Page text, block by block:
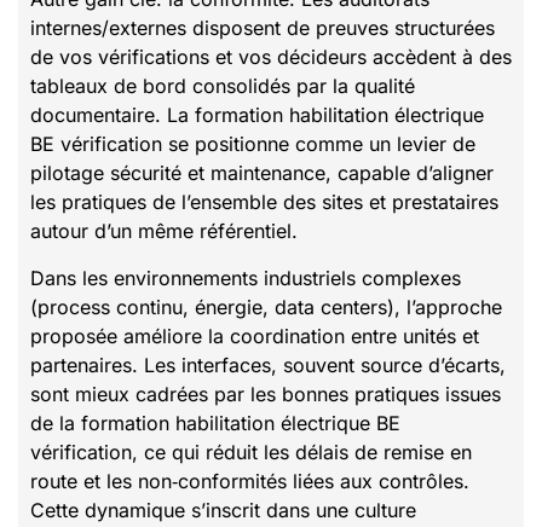
internes/externes disposent de preuves structurées
de vos vérifications et vos décideurs accèdent à des
tableaux de bord consolidés par la qualité
documentaire. La formation habilitation électrique
BE vérification se positionne comme un levier de
pilotage sécurité et maintenance, capable d’aligner
les pratiques de l’ensemble des sites et prestataires
autour d’un même référentiel.
Dans les environnements industriels complexes
(process continu, énergie, data centers), l’approche
proposée améliore la coordination entre unités et
partenaires. Les interfaces, souvent source d’écarts,
sont mieux cadrées par les bonnes pratiques issues
de la formation habilitation électrique BE
vérification, ce qui réduit les délais de remise en
route et les non‑conformités liées aux contrôles.
Cette dynamique s’inscrit dans une culture